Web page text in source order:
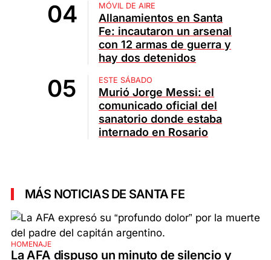
MÓVIL DE AIRE
Allanamientos en Santa
Fe: incautaron un arsenal
con 12 armas de guerra y
hay dos detenidos
ESTE SÁBADO
Murió Jorge Messi: el
comunicado oficial del
sanatorio donde estaba
internado en Rosario
MÁS NOTICIAS DE SANTA FE
HOMENAJE
La AFA dispuso un minuto de silencio y